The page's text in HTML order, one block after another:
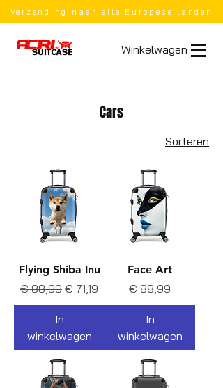
Verzending naar alle Europese landen
Winkelwagen
Cars
Sorteren
Flying Shiba Inu
Normale prijs
€ 88,99 Verkoopprijs
€ 71,19
In
winkelwagen
Face Art
Prijs
€ 88,99
In
winkelwagen